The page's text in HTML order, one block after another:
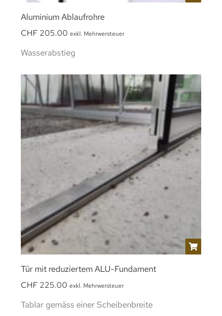
Aluminium Ablaufrohre
CHF 205.00 exkl. Mehrwersteuer
Wasserabstieg
Tür mit reduziertem ALU-Fundament
CHF 225.00 exkl. Mehrwersteuer
Tablar gemäss einer Scheibenbreite